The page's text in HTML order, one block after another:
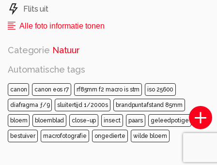
Flits uit
Alle foto informatie tonen
Categorie Natuur
Automatische tags
canon canon eos r7 rf85mm f2 macro is stm iso 25600
diafragma ƒ/9 sluitertijd 1/2000s brandpuntafstand 85mm
bloem bloemblad close-up insect paars geleedpotige
bestuiver macrofotografie ongedierte wilde bloem